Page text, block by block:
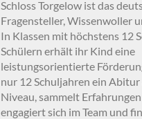
Schloss Torgelow ist das
Fragensteller, Wissenwoller
In Klassen mit höchstens 12
Schülern erhält ihr Kind eine
leistungsorientierte
nur 12 Schuljahren ein Abitur
Niveau, sammelt
engagiert sich im Team und